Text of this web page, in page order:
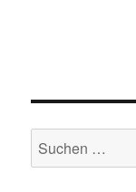
Suchen
nach: